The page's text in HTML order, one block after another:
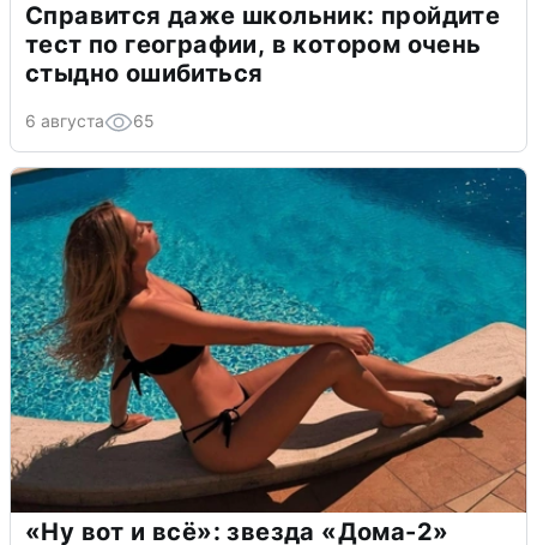
Справится даже школьник: пройдите
тест по географии, в котором очень
стыдно ошибиться
6 августа 65
«Ну вот и всё»: звезда «Дома-2»